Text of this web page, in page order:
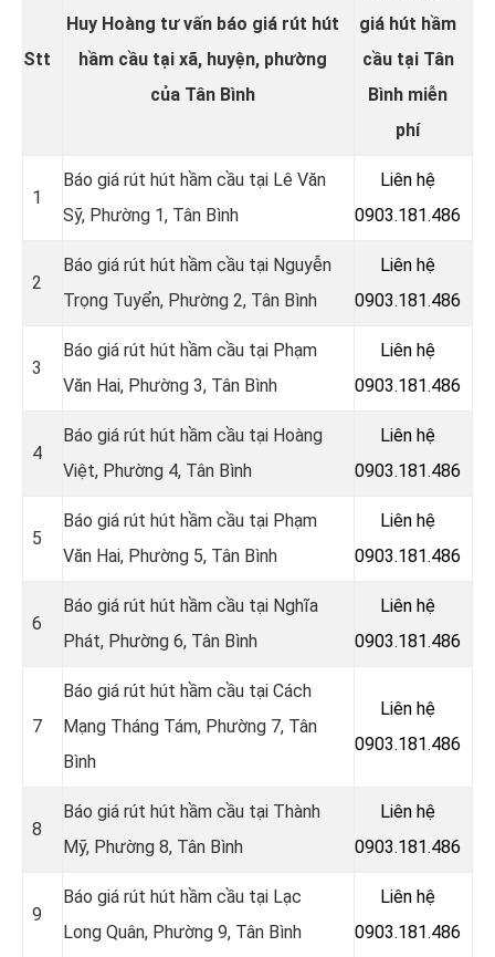
Stt
Huy Hoàng tư vấn báo giá rút hút
hầm cầu tại xã, huyện, phường
của Tân Bình
giá hút hầm
cầu tại Tân
Bình miễn
phí
1
Báo giá rút hút hầm cầu tại Lê Văn
Sỹ, Phường 1, Tân Bình
Liên hệ
0903.181.486
2
Báo giá rút hút hầm cầu tại Nguyễn
Trọng Tuyển, Phường 2, Tân Bình
Liên hệ
0903.181.486
3
Báo giá rút hút hầm cầu tại Phạm
Văn Hai, Phường 3, Tân Bình
Liên hệ
0903.181.486
4
Báo giá rút hút hầm cầu tại Hoàng
Việt, Phường 4, Tân Bình
Liên hệ
0903.181.486
5
Báo giá rút hút hầm cầu tại Phạm
Văn Hai, Phường 5, Tân Bình
Liên hệ
0903.181.486
6
Báo giá rút hút hầm cầu tại Nghĩa
Phát, Phường 6, Tân Bình
Liên hệ
0903.181.486
7
Báo giá rút hút hầm cầu tại Cách
Mạng Tháng Tám, Phường 7, Tân
Bình
Liên hệ
0903.181.486
8
Báo giá rút hút hầm cầu tại Thành
Mỹ, Phường 8, Tân Bình
Liên hệ
0903.181.486
9
Báo giá rút hút hầm cầu tại Lạc
Long Quân, Phường 9, Tân Bình
Liên hệ
0903.181.486